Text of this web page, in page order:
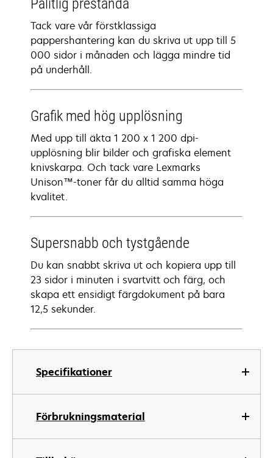
Specifikationer
Förbrukningsmaterial
Pålitlig prestanda
Tack vare vår förstklassiga
pappershantering kan du skriva ut upp till 5
000 sidor i månaden och lägga mindre tid
på underhåll.
Grafik med hög upplösning
Med upp till äkta 1 200 x 1 200 dpi-
upplösning blir bilder och grafiska element
knivskarpa. Och tack vare Lexmarks
Unison™-toner får du alltid samma höga
kvalitet.
Supersnabb och tystgående
Du kan snabbt skriva ut och kopiera upp till
23 sidor i minuten i svartvitt och färg, och
skapa ett ensidigt färgdokument på bara
12,5 sekunder.